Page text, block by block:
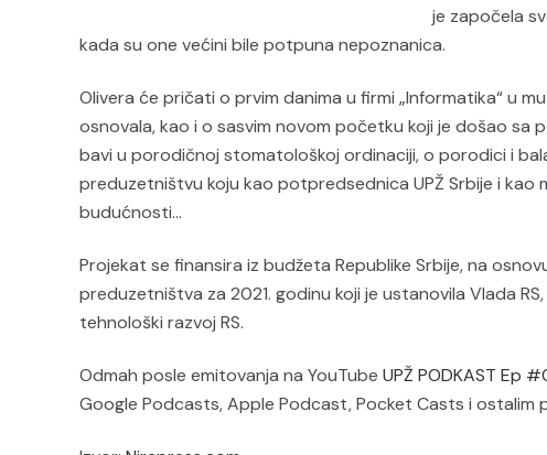
je započela
kada su one većini bile potpuna nepoznanica.
Olivera će pričati o prvim danima u firmi „Informatika“ u
osnovala, kao i o sasvim novom početku koji je došao sa
bavi u porodičnoj stomatološkoj ordinaciji, o porodici i
preduzetništvu koju kao potpredsednica UPŽ Srbije i kao
budućnosti…
Projekat se finansira iz budžeta Republike Srbije, na
preduzetništva za 2021. godinu koji je ustanovila Vlada
tehnološki razvoj RS.
Odmah posle emitovanja na YouTube UPŽ PODKAST Ep
Google Podcasts, Apple Podcast, Pocket Casts i ostalim